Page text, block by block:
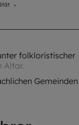
/ EOM
Gemeinden